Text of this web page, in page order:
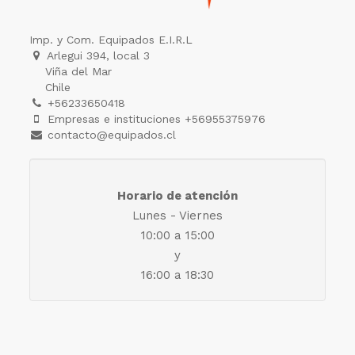
Imp. y Com. Equipados E.I.R.L
Arlegui 394, local 3
Viña del Mar
Chile
+56233650418
Empresas e instituciones +56955375976
contacto@equipados.cl
Horario de atención
Lunes - Viernes
10:00 a 15:00
y
16:00 a 18:30